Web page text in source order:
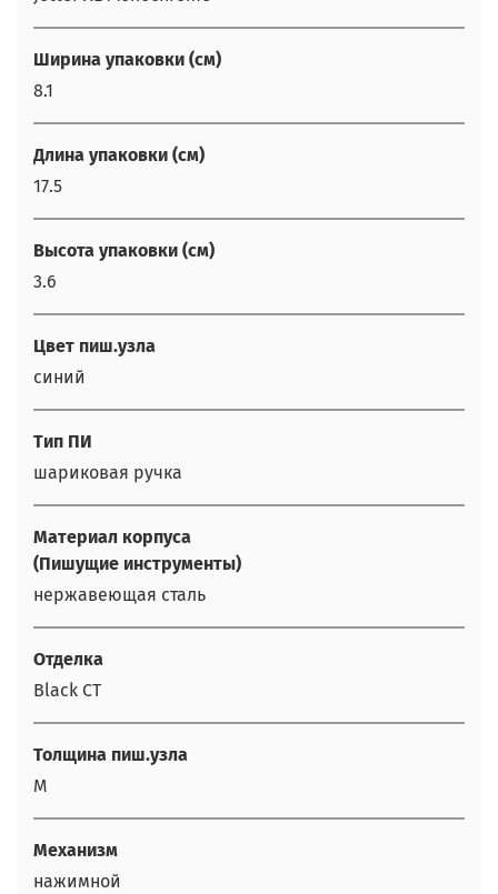
Ширина упаковки (см)
8.1
Длина упаковки (см)
17.5
Высота упаковки (см)
3.6
Цвет пиш.узла
синий
Тип ПИ
шариковая ручка
Материал корпуса
(Пишущие инструменты)
нержавеющая сталь
Отделка
Black CT
Толщина пиш.узла
M
Механизм
нажимной